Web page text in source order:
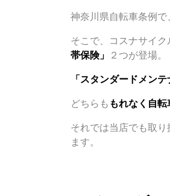
神奈川県自転車条例で
そこで、コスナサイ
帯保険」
２つが登場。
「スタンダードメンテ
どちらも もれなく自転
それでは当店でも取
ます。